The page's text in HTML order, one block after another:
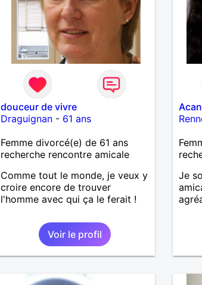
douceur de vivre
Draguignan- 61 ans
Femme divorcé(e) de 61 ans
recherche rencontre amicale
Comme tout le monde, je veux y
croire encore de trouver
l'homme avec qui ça le ferait !
Voir le profil
Je